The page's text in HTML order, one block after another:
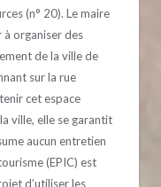
(n° 20). Le maire
organiser des
de la ville de
sur la rue
cet espace
ville, elle se garantit
aucun entretien
(EPIC) est
d’utiliser les